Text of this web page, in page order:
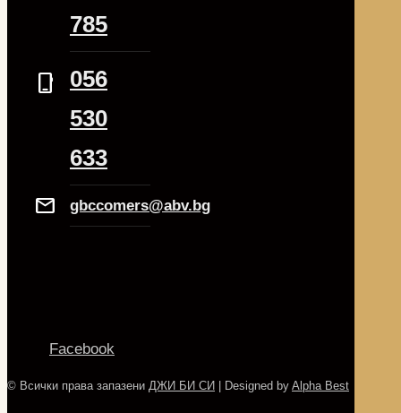
785
phone_iphone
056
530
633
Mail gbccomers@abv.bg
Facebook
© Всички права запазени ДЖИ БИ СИ | Designed by Alpha Best